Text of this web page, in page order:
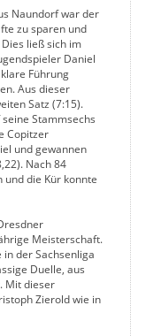
Naundorf war der
zu sparen und
ließ sich im
Daniel
Führung
Aus dieser
Satz (7:15).
Stammsechs
Copitzer
und gewannen
Nach 84
die Kür konnte
Meisterschaft.
der Sachsenliga
Duelle, aus
Mit dieser
Zierold wie in